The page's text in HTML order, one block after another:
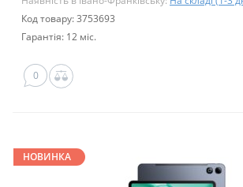
Код товару: 3753693
Гарантія: 12 міс.
0
НОВИНКА